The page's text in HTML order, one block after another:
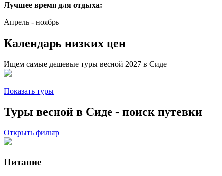
Лучшее время для отдыха:
Апрель - ноябрь
Календарь низких цен
Ищем самые дешевые туры весной 2027 в Сиде
Показать туры
Туры весной в Сиде - поиск путевки
Открыть фильтр
Питание